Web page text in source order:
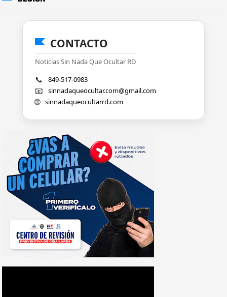
CONTACTO
Noticias Sin Nada Que Ocultar RD
📞 849-517-0983
📧 sinnadaqueocultar.com@gmail.com
🌐 sinnadaqueocultarrd.com